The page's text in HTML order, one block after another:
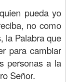
pueda yo
no como
la Palabra que
para cambiar
personas a la
Señor.